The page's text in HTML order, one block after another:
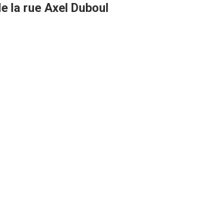
la rue Axel Duboul